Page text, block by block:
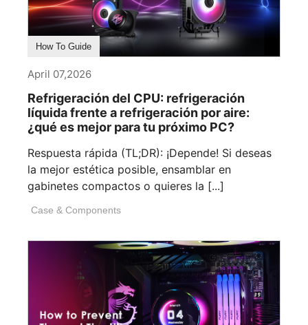
How To Guide
April 07,2026
Refrigeración del CPU: refrigeración
líquida frente a refrigeración por aire:
¿qué es mejor para tu próximo PC?
Respuesta rápida (TL;DR): ¡Depende! Si deseas
la mejor estética posible, ensamblar en
gabinetes compactos o quieres la [...]
Case & Components